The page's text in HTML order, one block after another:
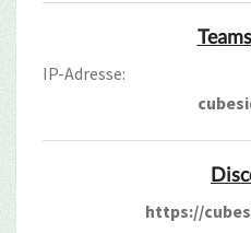
IP-Adresse:
https://